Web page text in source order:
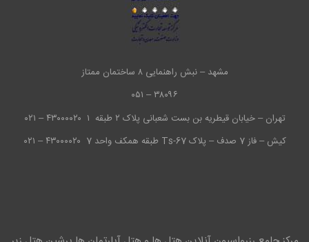
مشهد – نبش راهنمایی ۸ ساختمان ممتاز
۳۸۰۹۶ – ۰۵۱
تهران – خیابان قیطریه بن بست شعبانی پلاک ۲ طبقه ۱
۴۳۰۰۰۰۲۰ – ۰۲۱
کیش – فاز 7 صدف – پلاک Ts-67 طبقه همکف واحد 7
۴۳۰۰۰۰۲۰ – ۰۲۱